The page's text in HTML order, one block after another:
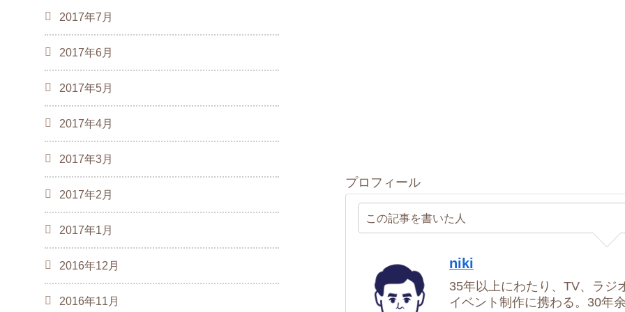
プロフィール
この記事を書いた人
niki
35年以上にわたり、TV、ラジ
イベント制作に携わる。30年
2017年7月
2017年6月
2017年5月
2017年4月
2017年3月
2017年2月
2017年1月
2016年12月
2016年11月